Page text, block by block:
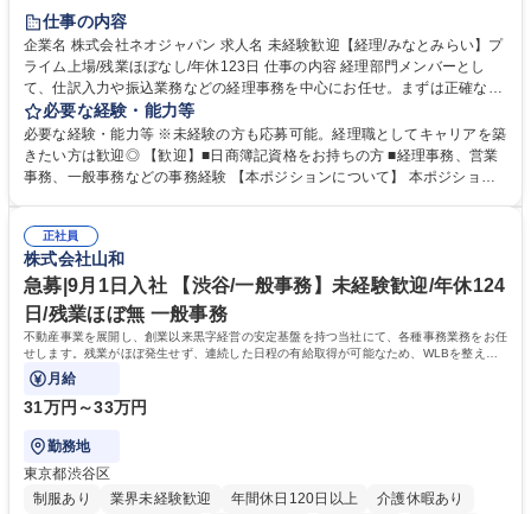
未経験者歓迎
完全週休2日制
交通費支給 駅近5分以内 土日祝休み
服装自由
寮・社宅あり
仕事の内容
企業名 株式会社ネオジャパン 求人名 未経験歓迎【経理/みなとみらい】プ
ライム上場/残業ほぼなし/年休123日 仕事の内容 経理部門メンバーとし
て、仕訳入力や振込業務などの経理事務を中心にお任せ。まずは正確な入
力・確認業務からスタートし、既存メンバーと一緒に業務を進めながら段
階的に経理知識を身につけていただきます。 【具体的には】 ■社内稟議に
基づく仕訳入力 ■月末の振込業務 ■明細作成 ■伝票処理、記帳業務 ■既存
メンバーの業務サポート 【将来的には】 ■月次決算補助 ■四半期・年次決
想定です。 募集職種 未経験歓迎【経理/みなとみらい】プライム上場/残業
ほぼなし/年休123日
必要な経験・能力等
必要な経験・能力等 ※未経験の方も応募可能。経理職としてキャリアを築
きたい方は歓迎◎ 【歓迎】■日商簿記資格をお持ちの方 ■経理事務、営業
事務、一般事務などの事務経験 【本ポジションについて】 本ポジション
当し、3～5年をかけて月次決算・四半期決算・開示資料作成補助などへス
テップアップできます。また、残業は通常月ほぼなく、決算月でも10時間
未満のため、無理なく経理として専門性を身につけられる環境です。 学
歴・資格 学歴：大学院 大学 高専 短大 専修学校 高校 語学力： 資格：日商
簿記検定1級 日商簿記検定2級
正社員
株式会社山和
急募|9月1日入社 【渋谷/一般事務】未経験歓迎/年休124
日/残業ほぼ無 一般事務
不動産事業を展開し、創業以来黒字経営の安定基盤を持つ当社にて、各種事務業務をお任
せします。残業がほぼ発生せず、連続した日程の有給取得が可能なため、WLBを整えた
い方にお勧めの環境です！
月給
31万円～33万円
勤務地
東京都渋谷区
制服あり
業界未経験歓迎 年間休日120日以上 介護休暇あり